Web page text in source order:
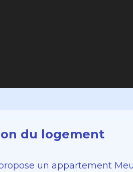
du logement
un appartement